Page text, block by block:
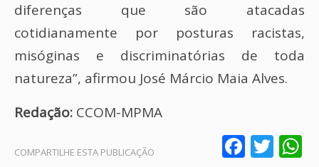
diferenças que são atacadas
cotidianamente por posturas racistas,
misóginas e discriminatórias de toda
natureza”, afirmou José Márcio Maia Alves.
Redação: CCOM-MPMA